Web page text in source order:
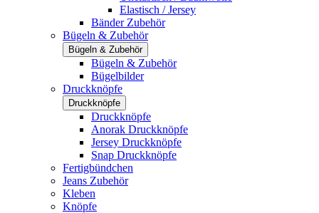
Elastisch / Jersey
Bänder Zubehör
Bügeln & Zubehör
Bügeln & Zubehör
Bügeln & Zubehör
Bügelbilder
Druckknöpfe
Druckknöpfe
Druckknöpfe
Anorak Druckknöpfe
Jersey Druckknöpfe
Snap Druckknöpfe
Fertigbündchen
Jeans Zubehör
Kleben
Knöpfe